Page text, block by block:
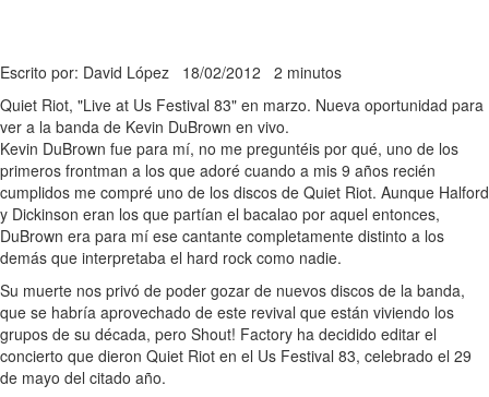
Escrito por: David López 18/02/2012 2 minutos
Quiet Riot, "Live at Us Festival 83" en marzo. Nueva oportunidad para
ver a la banda de Kevin DuBrown en vivo.
Kevin DuBrown fue para mí, no me preguntéis por qué, uno de los
primeros frontman a los que adoré cuando a mis 9 años recién
cumplidos me compré uno de los discos de Quiet Riot. Aunque Halford
y Dickinson eran los que partían el bacalao por aquel entonces,
DuBrown era para mí ese cantante completamente distinto a los
demás que interpretaba el hard rock como nadie.
Su muerte nos privó de poder gozar de nuevos discos de la banda,
que se habría aprovechado de este revival que están viviendo los
grupos de su década, pero Shout! Factory ha decidido editar el
concierto que dieron Quiet Riot en el Us Festival 83, celebrado el 29
de mayo del citado año.